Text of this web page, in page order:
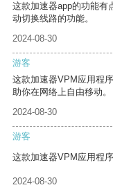
这款加速器app的功能有
动切换线路的功能。
2024-08-30
游客
这款加速器VPM应用程
助你在网络上自由移动。
2024-08-30
游客
这款加速器VPM应用程
2024-08-30